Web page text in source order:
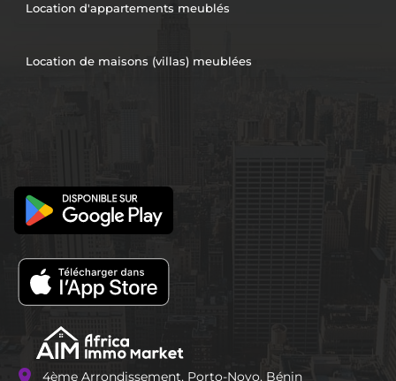
Location d'appartements meublés
Location de maisons (villas) meublées
location_on 4ème Arrondissement, Porto-Novo, Bénin